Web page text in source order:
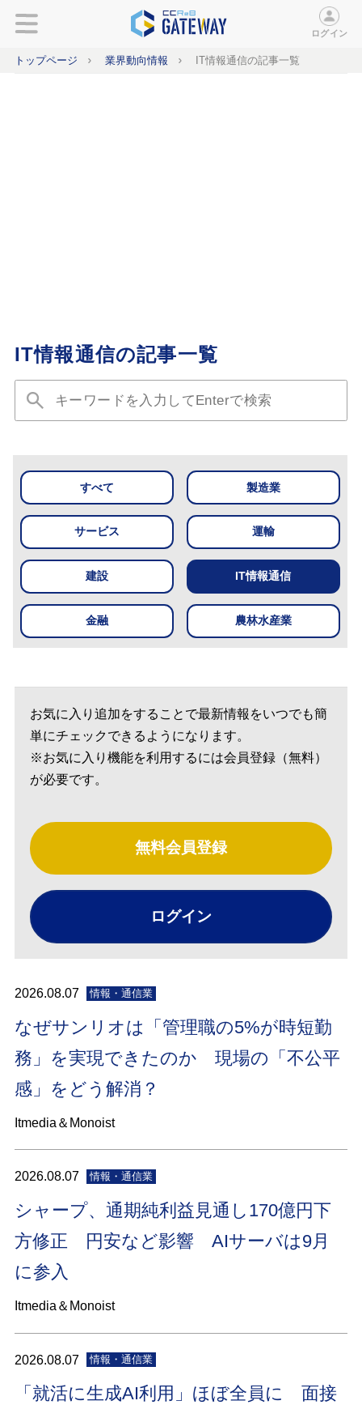
ログイン
トップページ 業界動向情報 IT情報通信の記事一覧
IT情報通信の記事一覧
すべて 製造業
サービス 運輸
建設 IT情報通信
金融 農林水産業
お気に入り追加をすることで最新情報をいつでも簡
単にチェックできるようになります。
※お気に入り機能を利用するには会員登録（無料）
が必要です。
無料会員登録
ログイン
2026.08.07 情報・通信業
なぜサンリオは「管理職の5%が時短勤
務」を実現できたのか 現場の「不公平
感」をどう解消？
Itmedia＆Monoist
2026.08.07 情報・通信業
シャープ、通期純利益見通し170億円下
方修正 円安など影響 AIサーバは9月
に参入
Itmedia＆Monoist
2026.08.07 情報・通信業
「就活に生成AI利用」ほぼ全員に 面接